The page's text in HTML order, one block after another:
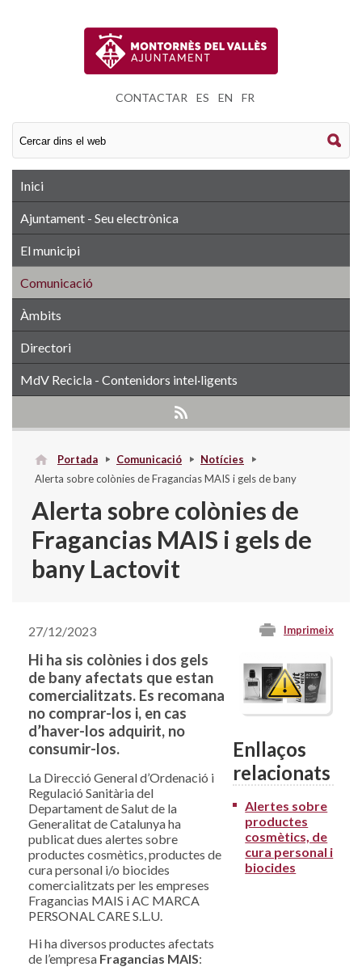
CONTACTAR ES EN FR
Inici
Ajuntament - Seu electrònica
El municipi
Comunicació
Àmbits
Directori
MdV Recicla - Contenidors intel·ligents
Portada Comunicació
Notícies
Alerta sobre colònies de Fragancias MAIS i gels de bany
Alerta sobre colònies de
Fragancias MAIS i gels de
bany Lactovit
Imprimeix
27/12/2023
Hi ha sis colònies i dos gels
de bany afectats que estan
comercialitzats. Es recomana
no comprar-los i, en cas
d’haver-los adquirit, no
consumir-los.
La Direcció General d’Ordenació i
Regulació Sanitària del
Departament de Salut de la
Generalitat de Catalunya ha
publicat dues alertes sobre
productes cosmètics, productes de
cura personal i/o biocides
comercialitzats per les empreses
Fragancias MAIS i AC MARCA
PERSONAL CARE S.L.U.
Hi ha diversos productes afectats
de l’empresa Fragancias MAIS:
Enllaços
relacionats
Alertes sobre
productes
cosmètics, de
cura personal i
biocides